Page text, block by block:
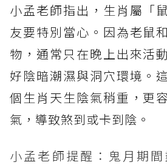
小孟老師指出，生肖屬「
友要特別當心。因為老鼠
物，通常只在晚上出來活
好陰暗潮濕與洞穴環境。
個生肖天生陰氣稍重，更
氣，導致煞到或卡到陰。
小孟老師提醒：鬼月期